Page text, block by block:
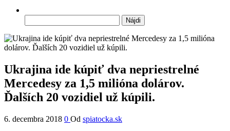
Ukrajina ide kúpiť dva nepriestrelné
Mercedesy za 1,5 milióna dolárov.
Ďalších 20 vozidiel už kúpili.
6. decembra 2018 0 Od spiatocka.sk